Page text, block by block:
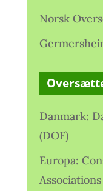
Norsk
Danmark:
(DOF)
Europa: